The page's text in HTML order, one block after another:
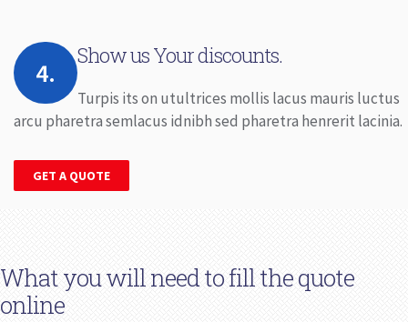
4.
Show us Your discounts.
Turpis its on utultrices mollis lacus mauris luctus
arcu pharetra semlacus idnibh sed pharetra henrerit lacinia.
GET A QUOTE
What you will need to fill the quote
online